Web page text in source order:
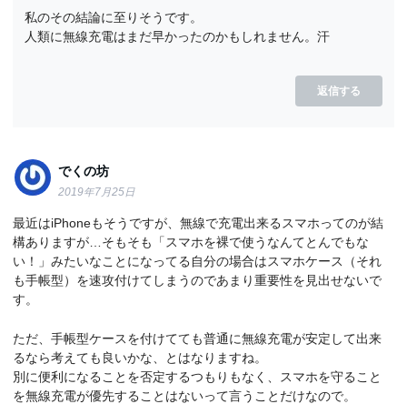
私のその結論に至りそうです。
人類に無線充電はまだ早かったのかもしれません。汗
返信する
でくの坊
2019年7月25日
最近はiPhoneもそうですが、無線で充電出来るスマホってのが結
構ありますが…そもそも「スマホを裸で使うなんてとんでもな
い！」みたいなことになってる自分の場合はスマホケース（それ
も手帳型）を速攻付けてしまうのであまり重要性を見出せないで
す。
ただ、手帳型ケースを付けてても普通に無線充電が安定して出来
るなら考えても良いかな、とはなりますね。
別に便利になることを否定するつもりもなく、スマホを守ること
を無線充電が優先することはないって言うことだけなので。